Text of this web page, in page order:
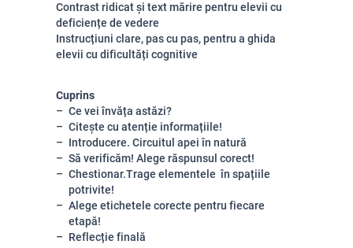
Contrast ridicat și text mărire pentru elevii cu
deficiențe de vedere
Instrucțiuni clare, pas cu pas, pentru a ghida
elevii cu dificultăți cognitive
Cuprins
Ce vei învăța astăzi?
Citește cu atenție informațiile!
Introducere. Circuitul apei în natură
Să verificăm! Alege răspunsul corect!
Chestionar.Trage elementele în spațiile
potrivite!
Alege etichetele corecte pentru fiecare
etapă!
Reflecție finală